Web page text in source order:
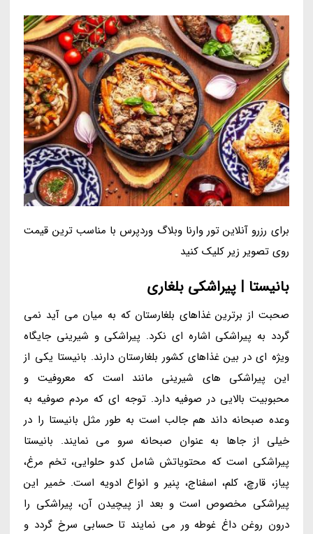
برای رزرو آنلاین تور وارنا وبلاگ وردپرس با مناسب ترین قیمت
روی تصویر زیر کلیک کنید
بانیستا | پیراشکی بلغاری
صحبت از برترین غذاهای بلغارستان که به میان می آید نمی
گردد به پیراشکی اشاره ای نکرد. پیراشکی و شیرینی جایگاه
ویژه ای در بین غذاهای کشور بلغارستان دارند. بانیستا یکی از
این پیراشکی های شیرینی مانند است که معروفیت و
محبوبیت بالایی در صوفیه دارد. توجه ای که مردم صوفیه به
وعده صبحانه داند هم جالب است به طور مثل بانیستا را در
خیلی از جاها به عنوان صبحانه سرو می نمایند. بانیستا
پیراشکی است که محتویاتش شامل کدو حلوایی، تخم مرغ،
پیاز، قارچ، کلم، اسفناج، پنیر و انواع ادویه است. خمیر این
پیراشکی مخصوص است و بعد از پیچیدن آن، پیراشکی را
درون روغن داغ غوطه ور می نمایند تا حسابی سرخ گردد و